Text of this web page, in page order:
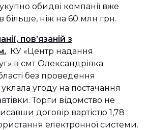
обидві компанії вже
більше, ніж на 60 млн грн.
пов’язаній з
КУ «Центр надання
в смт Олександрівка
без проведення
уклала угоду на постачання
Торги відомство не
договір вартістю 1,78
електронної системи.